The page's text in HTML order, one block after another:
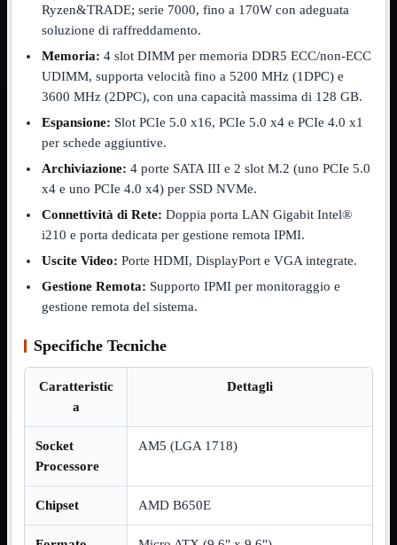
IDE to SATA
NVMe to MacBook
NVMe to PCIe
NVMe to USB3
PS2
Seriale to Parallela
USB
USB Type-C
USB2 Interni
USB3 Interni
VGA to LAN
LaboratorioMostra tutti i prodotti
Alimentazione
Colla
Detergenti
Misurazione
Nastro
Binari Hard Disk
Fascette
Guaina Termorestringente
Ryzen&TRADE; serie 7000, fino a 170W con adeguata
soluzione di raffreddamento.
Memoria: 4 slot DIMM per memoria DDR5 ECC/non-ECC
UDIMM, supporta velocità fino a 5200 MHz (1DPC) e
3600 MHz (2DPC), con una capacità massima di 128 GB.
Espansione: Slot PCIe 5.0 x16, PCIe 5.0 x4 e PCIe 4.0 x1
per schede aggiuntive.
Archiviazione: 4 porte SATA III e 2 slot M.2 (uno PCIe 5.0
x4 e uno PCIe 4.0 x4) per SSD NVMe.
Connettività di Rete: Doppia porta LAN Gigabit Intel®
i210 e porta dedicata per gestione remota IPMI.
Uscite Video: Porte HDMI, DisplayPort e VGA integrate.
Gestione Remota: Supporto IPMI per monitoraggio e
gestione remota del sistema.
Specifiche Tecniche
Caratteristic
a
Dettagli
Socket
Processore
AM5 (LGA 1718)
Chipset AMD B650E